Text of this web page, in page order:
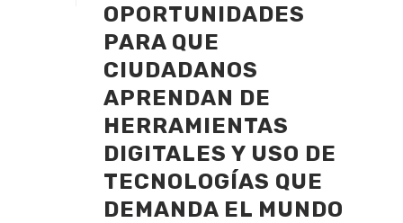
OPORTUNIDADES
PARA QUE
CIUDADANOS
APRENDAN DE
HERRAMIENTAS
DIGITALES Y USO DE
TECNOLOGÍAS QUE
DEMANDA EL MUNDO